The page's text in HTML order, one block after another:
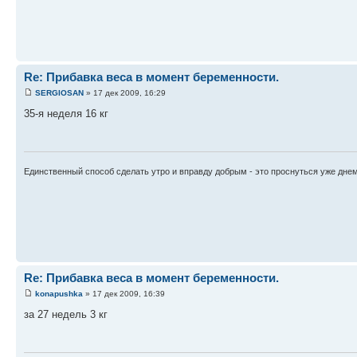
Re: Прибавка веса в момент беременности.
SERGIOSAN » 17 дек 2009, 16:29
35-я неделя 16 кг
Единственный способ сделать утро и вправду добрым - это проснуться уже
Re: Прибавка веса в момент беременности.
konapushka » 17 дек 2009, 16:39
за 27 недель 3 кг